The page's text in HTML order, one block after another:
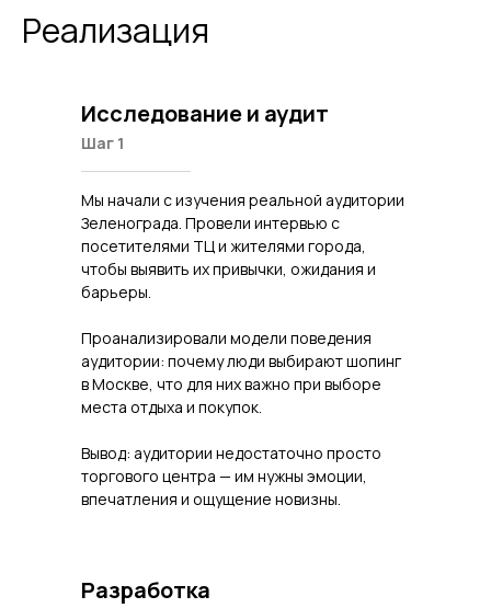
Реализация
Исследование и аудит
Шаг 1
Мы начали с изучения реальной аудитории
Зеленограда. Провели интервью с
посетителями ТЦ и жителями города,
чтобы выявить их привычки, ожидания и
барьеры.
Проанализировали модели поведения
аудитории: почему люди выбирают шопинг
в Москве, что для них важно при выборе
места отдыха и покупок.
Вывод: аудитории недостаточно просто
торгового центра — им нужны эмоции,
впечатления и ощущение новизны.
Разработка